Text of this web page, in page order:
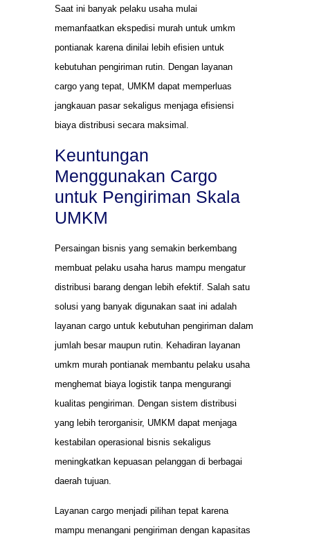
Saat ini banyak pelaku usaha mulai
memanfaatkan ekspedisi murah untuk umkm
pontianak karena dinilai lebih efisien untuk
kebutuhan pengiriman rutin. Dengan layanan
cargo yang tepat, UMKM dapat memperluas
jangkauan pasar sekaligus menjaga efisiensi
biaya distribusi secara maksimal.
Keuntungan
Menggunakan Cargo
untuk Pengiriman Skala
UMKM
Persaingan bisnis yang semakin berkembang
membuat pelaku usaha harus mampu mengatur
distribusi barang dengan lebih efektif. Salah satu
solusi yang banyak digunakan saat ini adalah
layanan cargo untuk kebutuhan pengiriman dalam
jumlah besar maupun rutin. Kehadiran layanan
umkm murah pontianak membantu pelaku usaha
menghemat biaya logistik tanpa mengurangi
kualitas pengiriman. Dengan sistem distribusi
yang lebih terorganisir, UMKM dapat menjaga
kestabilan operasional bisnis sekaligus
meningkatkan kepuasan pelanggan di berbagai
daerah tujuan.
Layanan cargo menjadi pilihan tepat karena
mampu menangani pengiriman dengan kapasitas